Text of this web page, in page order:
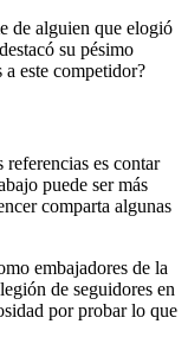
de alguien que elogió
su pésimo
este competidor?
es contar
puede ser más
comparta algunas
embajadores de la
de seguidores en
por probar lo que